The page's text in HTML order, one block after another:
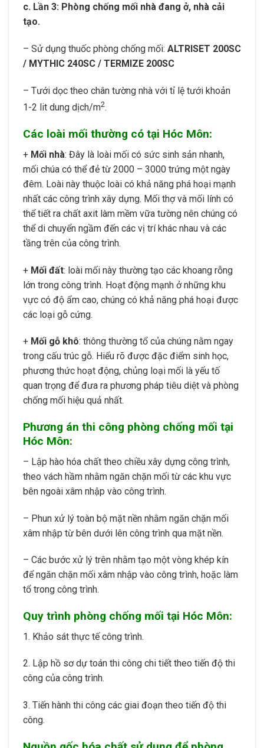
c. Lần 3: Phòng chống mối nhà đang ở, nhà cải
tạo.
– Sử dụng thuốc phòng chống mối: ALTRISET 200SC
/ MYTHIC 240SC / TERMIZE 200SC
– Tưới dọc theo chân tường nhà với tỉ lệ tưới khoản
1-2 lit dung dịch/m2.
Các loài mối thường có tại Hóc Môn:
+ Mối nhà: Đây là loài mối có sức sinh sản nhanh,
mối chúa có thể đẻ từ 2000 – 3000 trứng một ngày
đêm. Loài này thuộc loài có khả năng phá hoại mạnh
nhất các công trình xây dựng. Mối thợ và mối lính có
thể tiết ra chất axit làm mềm vữa tường nên chúng có
thể di chuyển ngầm đến các vị trí khác nhau và các
tầng trên của công trình.
+ Mối đất: loài mối này thường tạo các khoang rỗng
lớn trong công trình. Hoạt động mạnh ở những khu
vực có độ ẩm cao, chúng có khả năng phá hoại được
các loại gỗ cứng.
+ Mối gỗ khô: thông thường tổ của chúng nằm ngay
trong cấu trúc gỗ. Hiểu rõ được đặc điểm sinh học,
phương thức hoạt động, chủng loại mối là yếu tố
quan trọng để đưa ra phương pháp tiêu diệt và phòng
chống mối hiệu quả nhất.
Phương án thi công phòng chống mối tại
Hóc Môn:
– Lập hào hóa chất theo chiều xây dựng công trình,
theo vách hầm nhằm ngăn chặn mối từ các khu vực
bên ngoài xâm nhập vào công trình.
– Phun xử lý toàn bộ mặt nền nhằm ngăn chặn mối
xâm nhập từ bên dưới lên công trình qua mặt nền.
– Các bước xử lý trên nhằm tạo một vòng khép kín
để ngăn chặn mối xâm nhập vào công trình, hoặc làm
tổ trong công trình.
Quy trình phòng chống mối tại Hóc Môn:
1. Khảo sát thực tế công trình.
2. Lập hồ sơ dự toán thi công chi tiết theo tiến độ thi
công của công trình.
3. Tiến hành thi công các giai đoạn theo tiến độ thi
công.